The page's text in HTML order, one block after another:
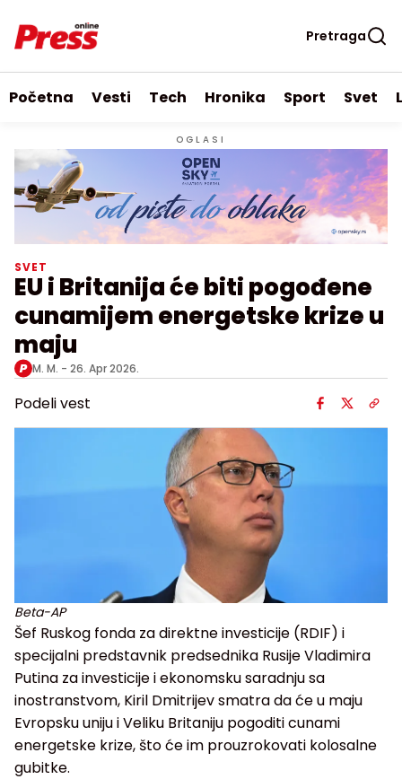
Pretraga
Početna Vesti Tech Hronika Sport Svet
OGLASI
SVET
EU i Britanija će biti pogođene
cunamijem energetske krize u
maju
M. M. - 26. Apr 2026.
Podeli vest
Beta-AP
Šef Ruskog fonda za direktne investicije (RDIF) i
specijalni predstavnik predsednika Rusije Vladimira
Putina za investicije i ekonomsku saradnju sa
inostranstvom, Kiril Dmitrijev smatra da će u maju
Evropsku uniju i Veliku Britaniju pogoditi cunami
energetske krize, što će im prouzrokovati kolosalne
gubitke.